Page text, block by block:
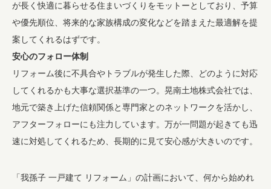
が長く快適に暮らせる住まいづくりをモットーとしており、予算
や優先順位、将来的な家族構成の変化などを踏まえた最適解を提
案してくれるはずです。
安心のフォロー体制
リフォーム後に不具合やトラブルが発生した際、どのように対応
してくれるかも大事な選択基準の一つ。晃南土地株式会社では、
地元で築き上げた信頼関係と専門家とのネットワークを活かし、
アフターフォローにも注力しています。万が一問題が起きても迅
速に対処してくれるため、長期的に見て安心感が大きいのです。
「我孫子 一戸建て リフォーム」の計画において、何から始めれ